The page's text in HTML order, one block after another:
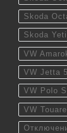
Skoda
Skoda Yeti
VW
VW Jetta 5
VW Polo
VW